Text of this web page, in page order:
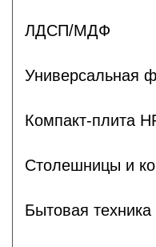
ЛДСП/МДФ
Универсальная
Компакт-плита
Столешницы и
Бытовая техника